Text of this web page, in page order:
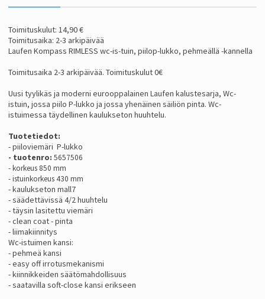
Toimituskulut: 14,90 €
Toimitusaika: 2-3 arkipäivää
Laufen Kompass RIMLESS wc-is-tuin, piilop-lukko, pehmeällä -kannella
Toimitusaika 2-3 arkipäivää. Toimituskulut 0€
Uusi tyylikäs ja moderni eurooppalainen Laufen kalustesarja, Wc-
istuin, jossa piilo P-lukko ja jossa yhenäinen säiliön pinta. Wc-
istuimessa täydellinen kaulukseton huuhtelu.
Tuotetiedot:
- piiloviemäri P-lukko
- tuotenro: 5657506
- korkeus 850 mm
- istuinkorkeus 430 mm
- kaulukseton mall7
- säädettävissä 4/2 huuhtelu
- täysin lasitettu viemäri
- clean coat - pinta
- liimakiinnitys
Wc-istuimen kansi:
- pehmeä kansi
- easy off irrotusmekanismi
- kiinnikkeiden säätömahdollisuus
- saatavilla soft-close kansi erikseen